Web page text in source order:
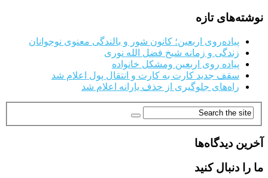
نوشته‌های تازه
پیاده‌روی اربعین؛ کانون شور و بالندگی معنوی نوجوانان
زندگی و زمانه شیخ فضل الله نوری
پیاده روی اربعین ومشکل خانواده
سقف جدید کارت به کارت و انتقال پول اعلام شد
راه‌های جلوگیری از حذف یارانه اعلام شد
آخرین دیدگاه‌ها
ما را دنبال کنید